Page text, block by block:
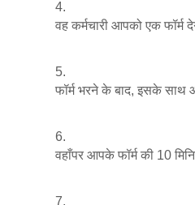
वह कर्मचारी आपको एक
फॉर्म भरने के बाद, इसके साथ
वहाँपर आपके फॉर्म की 10